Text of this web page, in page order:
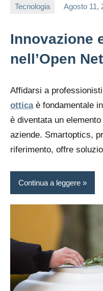
Tecnologia Agosto 11,
Innovazione
nell’Open
Affidarsi a
otticaè fondamentale
è diventata un
aziende. Smartoptics,
riferimento, offre
Continua a leggere